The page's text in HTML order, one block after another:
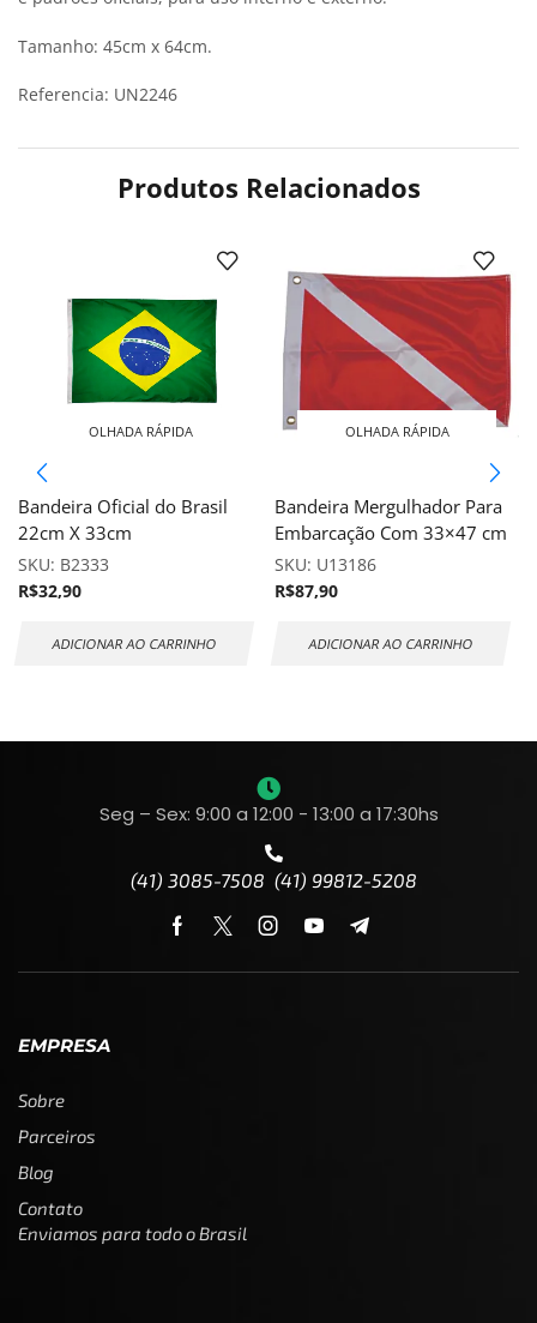
Tamanho: 45cm x 64cm.
Referencia: UN2246
Produtos Relacionados
OLHADA RÁPIDA
Bandeira Oficial do Brasil
22cm X 33cm
SKU: B2333
R$32,90
ADICIONAR AO CARRINHO
OLHADA RÁPIDA
Bandeira Mergulhador Para
Embarcação Com 33×47 cm
SKU: U13186
R$87,90
ADICIONAR AO CARRINHO
Seg – Sex: 9:00 a 12:00 - 13:00 a 17:30hs
(41) 3085-7508 (41) 99812-5208
EMPRESA
Sobre
Parceiros
Blog
Contato
Enviamos para todo o Brasil